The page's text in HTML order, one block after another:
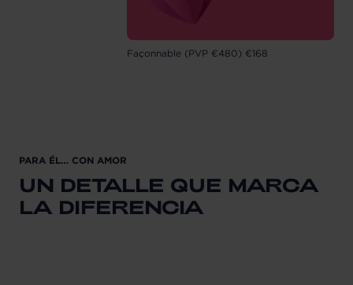
Façonnable (PVP €480) €168
PARA ÉL… CON AMOR
UN DETALLE QUE MARCA
LA DIFERENCIA